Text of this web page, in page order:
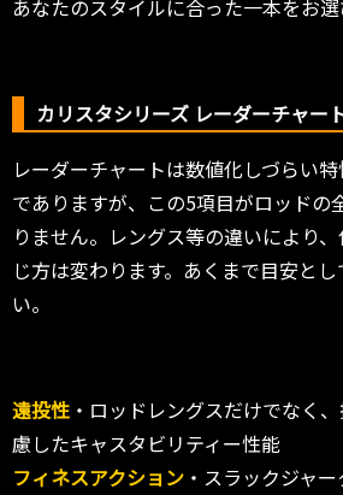
あなたのスタイルに合った一本をお選
カリスタシリーズ レーダーチャー
レーダーチャートは数値化しづらい
でありますが、この5項目がロッドの
りません。レングス等の違いにより
じ方は変わります。あくまで目安と
い。
遠投性 ・ロッドレングスだけでなく
慮したキャスタビリティー性能
フィネスアクション ・スラックジャ